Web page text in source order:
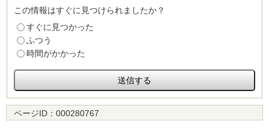
この情報はすぐに見つけられましたか？
すぐに見つかった
ふつう
時間がかかった
ページID： 000280767